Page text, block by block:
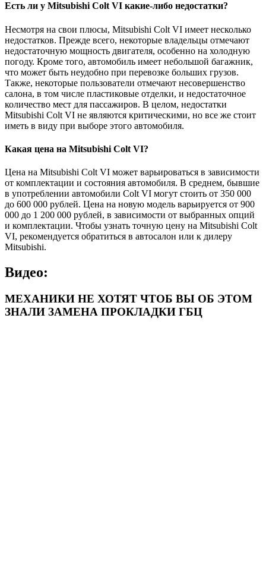
Есть ли у Mitsubishi Colt VI какие-либо недостатки?
Несмотря на свои плюсы, Mitsubishi Colt VI имеет несколько
недостатков. Прежде всего, некоторые владельцы отмечают
недостаточную мощность двигателя, особенно на холодную
погоду. Кроме того, автомобиль имеет небольшой багажник,
что может быть неудобно при перевозке больших грузов.
Также, некоторые пользователи отмечают несовершенство
салона, в том числе пластиковые отделки, и недостаточное
количество мест для пассажиров. В целом, недостатки
Mitsubishi Colt VI не являются критическими, но все же стоит
иметь в виду при выборе этого автомобиля.
Какая цена на Mitsubishi Colt VI?
Цена на Mitsubishi Colt VI может варьироваться в зависимости
от комплектации и состояния автомобиля. В среднем, бывшие
в употреблении автомобили Colt VI могут стоить от 350 000
до 600 000 рублей. Цена на новую модель варьируется от 900
000 до 1 200 000 рублей, в зависимости от выбранных опций
и комплектации. Чтобы узнать точную цену на Mitsubishi Colt
VI, рекомендуется обратиться в автосалон или к дилеру
Mitsubishi.
Видео:
МЕХАНИКИ НЕ ХОТЯТ ЧТОБ ВЫ ОБ ЭТОМ
ЗНАЛИ ЗАМЕНА ПРОКЛАДКИ ГБЦ